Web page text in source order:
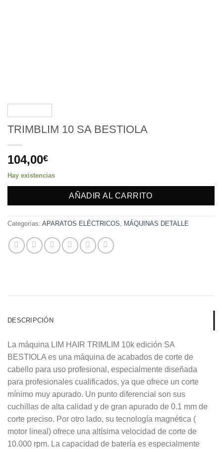
TRIMBLIM 10 SA BESTIOLA
104,00€
Hay existencias
AÑADIR AL CARRITO
Categorías: APARATOS ELÉCTRICOS MÁQUINAS DETALLE
DESCRIPCIÓN
La máquina LIM HAIR TRIMLIM 10k edición SA
BESTIOLA es una máquina de acabados de corte de
cabello para uso profesional, especialmente diseñada
para profesionales cualificados, ya que ofrece un corte
mínimo muy apurado. Un punto diferencial son sus
cuchillas de alta calidad y de gran apurado de 0.1 mm de
corte preciso. Por otro lado, su tecnología magnética (
motor lineal) ofrece una altísima velocidad de corte de
10.000 rpm. La capacidad de batería es especialmente